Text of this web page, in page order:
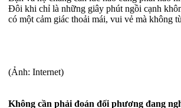
Đôi khi chỉ là những giây phút ngồi cạnh
có một cảm giác thoải mái, vui vẻ mà không
(Ảnh: Internet)
Không cần phải đoán đối phương đang